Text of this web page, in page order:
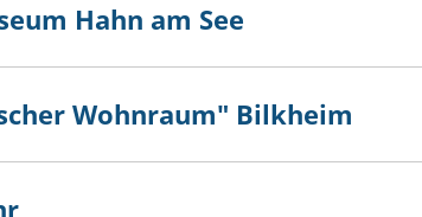
Hahn am See
Wohnraum" Bilkheim